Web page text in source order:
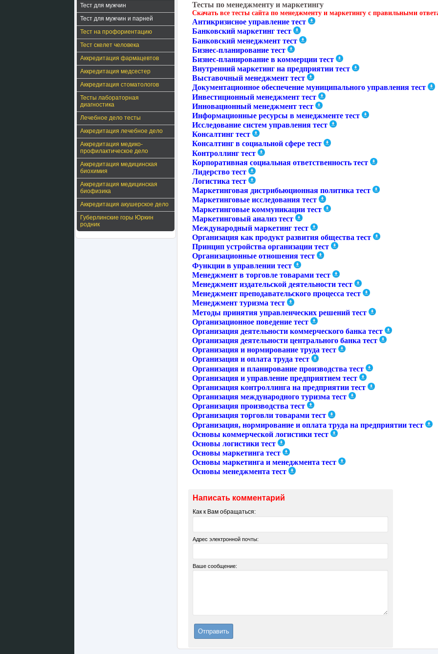
Тест для мужчин
Тест для мужчин и парней
Тест на профориентацию
Тест скелет человека
Аккредитация фармацевтов
Аккредитация медсестер
Аккредитация стоматологов
Тесты лабораторная
диагностика
Лечебное дело тесты
Аккредитация лечебное дело
Аккредитация медико-
профилактическое дело
Аккредитация медицинская
биохимия
Аккредитация медицинская
биофизика
Аккредитация акушерское дело
Губерлинские горы Юркин
родник
Тесты по менеджменту и маркетингу
Скачать все тесты сайта по менеджменту и маркетингу с правильными
Антикризисное управление тест
Банковский маркетинг тест
Банковский менеджмент тест
Бизнес-планирование тест
Бизнес-планирование в коммерции тест
Внутренний маркетинг на предприятии тест
Выставочный менеджмент тест
Документационное обеспечение муниципального управления тест
Инвестиционный менеджмент тест
Инновационный менеджмент тест
Информационные ресурсы в менеджменте тест
Исследование систем управления тест
Консалтинг тест
Консалтинг в социальной сфере тест
Контроллинг тест
Корпоративная социальная ответственность тест
Лидерство тест
Логистика тест
Маркетинговая дистрибьюционная политика тест
Маркетинговые исследования тест
Маркетинговые коммуникации тест
Маркетинговый анализ тест
Международный маркетинг тест
Организация как продукт развития общества тест
Принцип устройства организации тест
Организационные отношения тест
Функции в управлении тест
Менеджмент в торговле товарами тест
Менеджмент издательской деятельности тест
Менеджмент преподавательского процесса тест
Менеджмент туризма тест
Методы принятия управленческих решений тест
Организационное поведение тест
Организация деятельности коммерческого банка тест
Организация деятельности центрального банка тест
Организация и нормирование труда тест
Организация и оплата труда тест
Организация и планирование производства тест
Организация и управление предприятием тест
Организация контроллинга на предприятии тест
Организация международного туризма тест
Организация производства тест
Организация торговли товарами тест
Организация, нормирование и оплата труда на предприятии тест
Основы коммерческой логистики тест
Основы логистики тест
Основы маркетинга тест
Основы маркетинга и менеджмента тест
Основы менеджмента тест
Написать комментарий
Как к Вам обращаться:
Адрес электронной почты:
Ваше сообщение: